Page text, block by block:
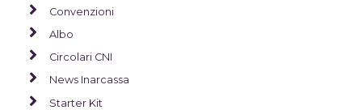
Convenzioni
Albo
Circolari CNI
News Inarcassa
Starter Kit